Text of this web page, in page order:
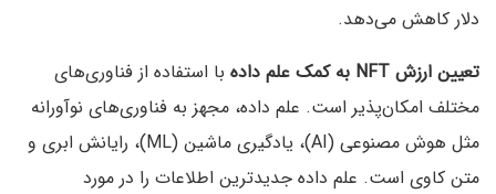
دلار کاهش می‌دهد.
تعیین ارزش NFT به کمک علم داده
با استفاده از فناوری‌های
مختلف امکان‌پذیر است. علم داده، مجهز به فناوری‌های نوآورانه
مثل هوش مصنوعی (AI)، یادگیری ماشین (ML)، رایانش ابری و
متن کاوی است. علم داده جدیدترین اطلاعات را در مورد